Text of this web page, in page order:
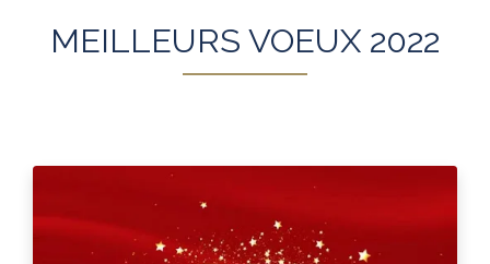
MEILLEURS VOEUX 2022